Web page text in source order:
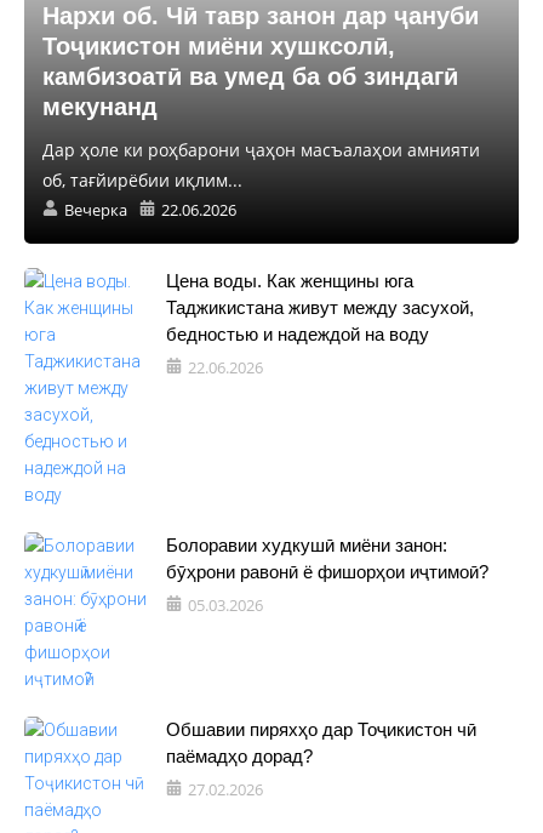
Нархи об. Чӣ тавр занон дар ҷануби
Тоҷикистон миёни хушксолӣ,
камбизоатӣ ва умед ба об зиндагӣ
мекунанд
Дар ҳоле ки роҳбарони ҷаҳон масъалаҳои амнияти
об, тағйирёбии иқлим...
Вечерка 22.06.2026
Цена воды. Как женщины юга
Таджикистана живут между засухой,
бедностью и надеждой на воду
22.06.2026
Болоравии худкушӣ миёни занон:
бӯҳрони равонӣ ё фишорҳои иҷтимоӣ?
05.03.2026
Обшавии пиряхҳо дар Тоҷикистон чӣ
паёмадҳо дорад?
27.02.2026